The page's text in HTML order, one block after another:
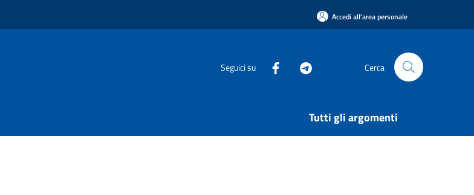
Accedi all'area personale
Seguici su Cerca
Tutti gli argomenti